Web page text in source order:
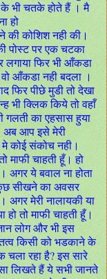
के भी चतके होते हैं । मै
हो
की कोशिश नही की।
पोस्ट पर एक चटका
लगाया फिर भी आँकडा
आँकडा नही बदला ।
फिर पीछे मुडी तो देखा
भी क्लिक किये तो वहाँ
का एहसास हुया
अब आप इसे मेरी
कोई संकोच नही।
माफी चाहती हूँ। हो
अगर ये बवाल ना होता
सीखने का अवसर
अगर मेरी नालायकी या
तो माफी चाहती हूँ।
लोग और भी इस
किसी को भडकाने के
रहा है? इस सारे
लिखते हैं ये सभी जानते